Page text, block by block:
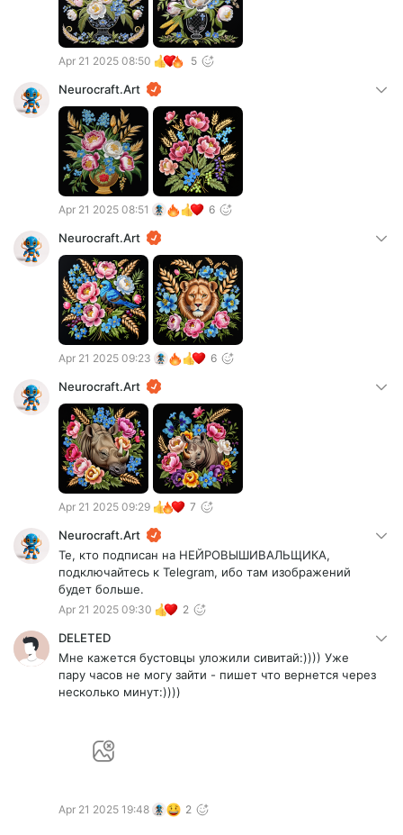
Apr 21 2025 08:50 5
Neurocraft.Art
Apr 21 2025 08:51 6
Neurocraft.Art
Apr 21 2025 09:23 6
Neurocraft.Art
Apr 21 2025 09:29 7
Neurocraft.Art
Те, кто подписан на НЕЙРОВЫШИВАЛЬЩИКА,
подключайтесь к Telegram, ибо там изображений
будет больше.
Apr 21 2025 09:30 2
DELETED
Мне кажется бустовцы уложили сивитай:)))) Уже
пару часов не могу зайти - пишет что вернется через
несколько минут:))))
Apr 21 2025 19:48 2